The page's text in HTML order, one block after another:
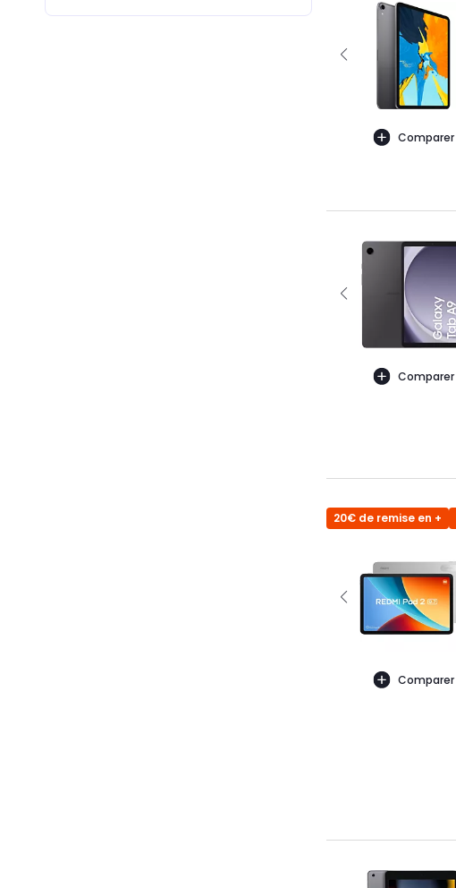
Comparer
Comparer
20€ de remise en +
Comparer